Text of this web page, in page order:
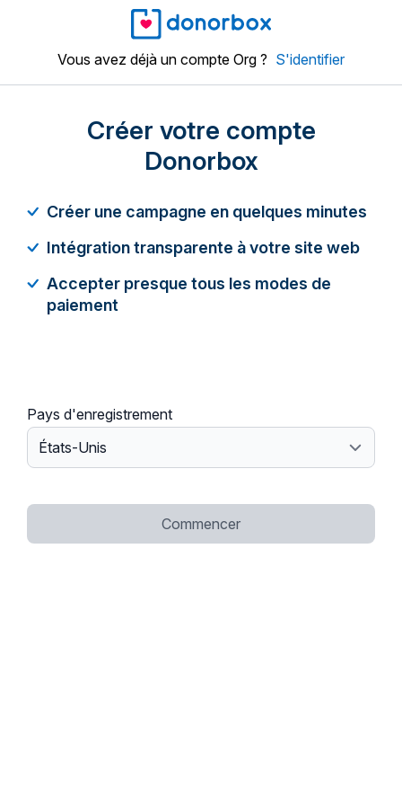
Vous avez déjà un compte Org ? S'identifier
Créer votre compte
Donorbox
Créer une campagne en quelques minutes
Intégration transparente à votre site web
Accepter presque tous les modes de
paiement
Pays d'enregistrement
Commencer